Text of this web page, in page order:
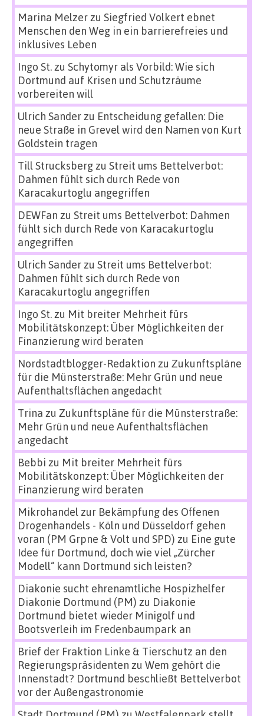
Marina Melzerzu Siegfried Volkert ebnet
Menschen den Weg in ein barrierefreies und
inklusives Leben
Ingo St.zu Schytomyr als Vorbild: Wie sich
Dortmund auf Krisen und Schutzräume
vorbereiten will
Ulrich Sanderzu Entscheidung gefallen: Die
neue Straße in Grevel wird den Namen von Kurt
Goldstein tragen
Till Strucksbergzu Streit ums Bettelverbot:
Dahmen fühlt sich durch Rede von
Karacakurtoglu angegriffen
DEWFan zu Streit ums Bettelverbot: Dahmen
fühlt sich durch Rede von Karacakurtoglu
angegriffen
Ulrich Sanderzu Streit ums Bettelverbot:
Dahmen fühlt sich durch Rede von
Karacakurtoglu angegriffen
Ingo St.zu Mit breiter Mehrheit fürs
Mobilitätskonzept: Über Möglichkeiten der
Finanzierung wird beraten
Nordstadtblogger-Redaktion zu Zukunftspläne
für die Münsterstraße: Mehr Grün und neue
Aufenthaltsflächen angedacht
Trina zu Zukunftspläne für die Münsterstraße:
Mehr Grün und neue Aufenthaltsflächen
angedacht
Bebbi zu Mit breiter Mehrheit fürs
Mobilitätskonzept: Über Möglichkeiten der
Finanzierung wird beraten
Mikrohandel zur Bekämpfung des Offenen
Drogenhandels - Köln und Düsseldorf gehen
voran (PM Grpne & Volt und SPD) zu Eine gute
Idee für Dortmund, doch wie viel „Zürcher
Modell“ kann Dortmund sich leisten?
Diakonie sucht ehrenamtliche Hospizhelfer
Diakonie Dortmund (PM) zu Diakonie
Dortmund bietet wieder Minigolf und
Bootsverleih im Fredenbaumpark an
Brief der Fraktion Linke & Tierschutz an den
Regierungspräsidenten zu Wem gehört die
Innenstadt? Dortmund beschließt Bettelverbot
vor der Außengastronomie